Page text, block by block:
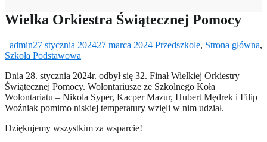
Wielka Orkiestra Świątecznej Pomocy
_admin27 stycznia 202427 marca 2024 Przedszkole, Strona główna,
Szkoła Podstawowa
Dnia 28. stycznia 2024r. odbył się 32. Finał Wielkiej Orkiestry
Świątecznej Pomocy. Wolontariusze ze Szkolnego Koła
Wolontariatu – Nikola Syper, Kacper Mazur, Hubert Mędrek i Filip
Woźniak pomimo niskiej temperatury wzięli w nim udział.
Dziękujemy wszystkim za wsparcie!